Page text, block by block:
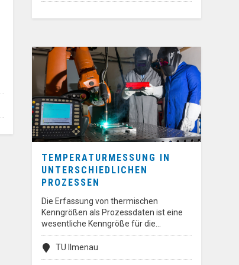
TEMPERATURMESSUNG IN
UNTERSCHIEDLICHEN
PROZESSEN
Die Erfassung von thermischen
Kenngrößen als Prozessdaten ist eine
wesentliche Kenngröße für die…
TU Ilmenau